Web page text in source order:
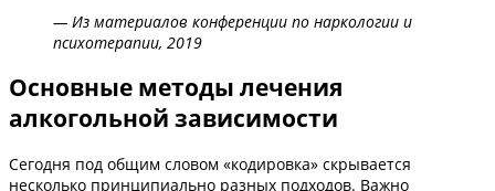
— Из материалов конференции по наркологии и
психотерапии, 2019
Основные методы лечения
алкогольной зависимости
Сегодня под общим словом «кодировка» скрывается
несколько принципиально разных подходов. Важно